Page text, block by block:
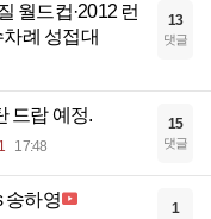
월드컵·2012 런
례 성접대
13
댓글
드랍 예정.
17:48
15
댓글
송하영 1